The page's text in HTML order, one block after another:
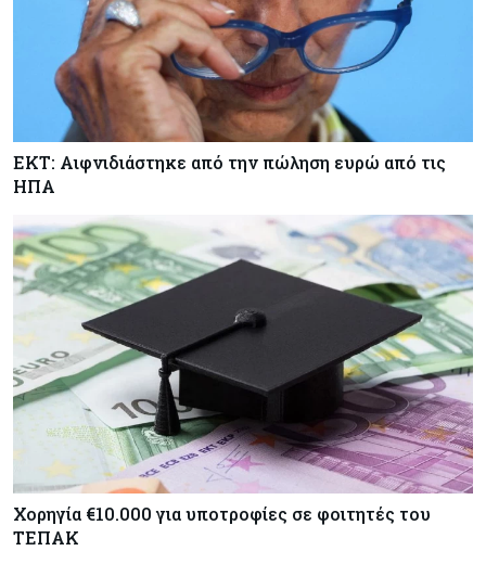
ΕΚΤ: Αιφνιδιάστηκε από την πώληση ευρώ από τις
ΗΠΑ
Χορηγία €10.000 για υποτροφίες σε φοιτητές του
ΤΕΠΑΚ